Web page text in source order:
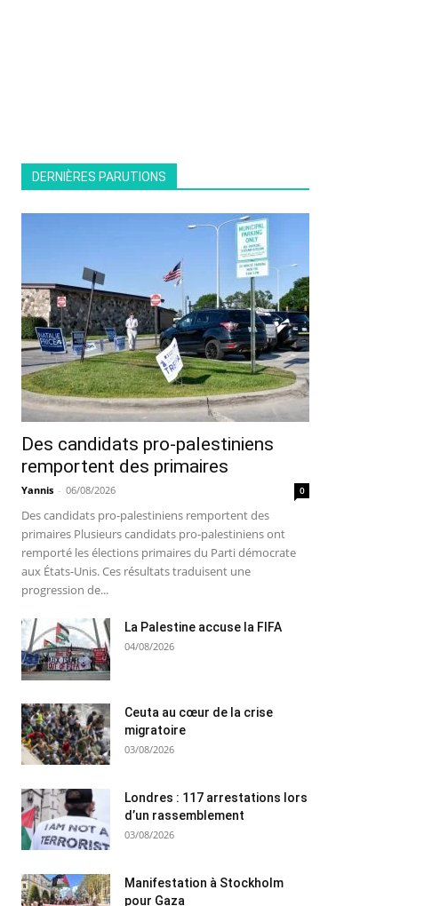
DERNIÈRES PARUTIONS
Des candidats pro-palestiniens
remportent des primaires
Yannis - 06/08/2026 0
Des candidats pro-palestiniens remportent des
primaires Plusieurs candidats pro-palestiniens ont
remporté les élections primaires du Parti démocrate
aux États-Unis. Ces résultats traduisent une
progression de...
La Palestine accuse la FIFA
04/08/2026
Ceuta au cœur de la crise
migratoire
03/08/2026
Londres : 117 arrestations lors
d’un rassemblement
03/08/2026
Manifestation à Stockholm
pour Gaza